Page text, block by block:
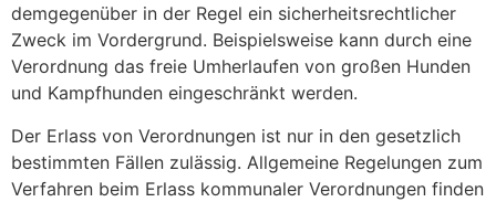
demgegenüber in der Regel ein sicherheitsrechtlicher
Zweck im Vordergrund. Beispielsweise kann durch eine
Verordnung das freie Umherlaufen von großen Hunden
und Kampfhunden eingeschränkt werden.
Der Erlass von Verordnungen ist nur in den gesetzlich
bestimmten Fällen zulässig. Allgemeine Regelungen zum
Verfahren beim Erlass kommunaler Verordnungen finden